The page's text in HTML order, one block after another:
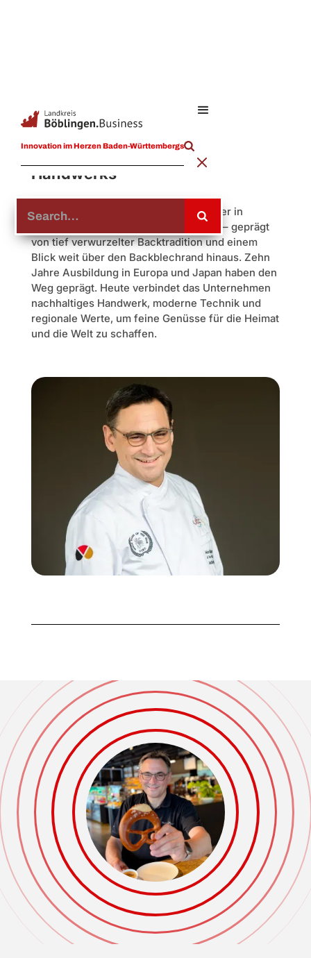
Innovation im Herzen Baden-Württembergs
Jochen Baier
Meister des traditionellen
Handwerks
Mitten in Herrenberg führt Jochen Baier in
sechster Generation den Bäcker Baier – geprägt
von tief verwurzelter Backtradition und einem
Blick weit über den Backblechrand hinaus. Zehn
Jahre Ausbildung in Europa und Japan haben den
Weg geprägt. Heute verbindet das Unternehmen
nachhaltiges Handwerk, moderne Technik und
regionale Werte, um feine Genüsse für die Heimat
und die Welt zu schaffen.